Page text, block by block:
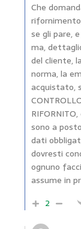
Che
se gli pare,
ma,
del cliente,
norma, la
acquistato,
sono a
dati
dovresti
ognuno
assume in
2